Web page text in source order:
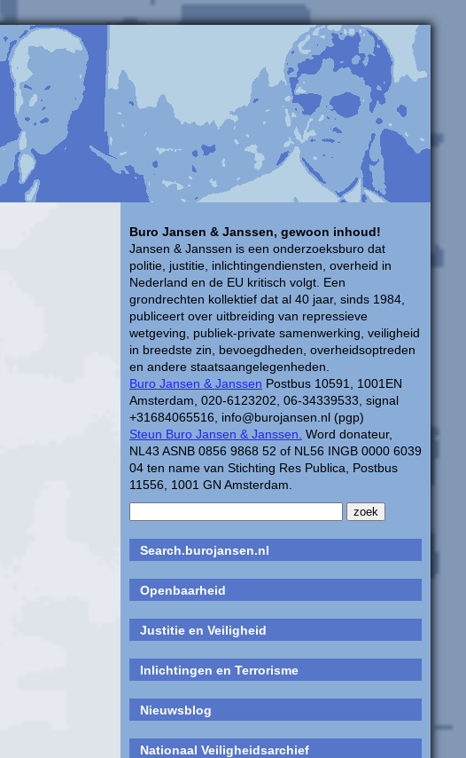
Buro Jansen & Janssen, gewoon inhoud!
Jansen & Janssen is een onderzoeksburo dat
politie, justitie, inlichtingendiensten, overheid in
Nederland en de EU kritisch volgt. Een
grondrechten kollektief dat al 40 jaar, sinds 1984,
publiceert over uitbreiding van repressieve
wetgeving, publiek-private samenwerking, veiligheid
in breedste zin, bevoegdheden, overheidsoptreden
en andere staatsaangelegenheden.
Buro Jansen & Janssen Postbus 10591, 1001EN
Amsterdam, 020-6123202, 06-34339533, signal
+31684065516, info@burojansen.nl (pgp)
Steun Buro Jansen & Janssen. Word donateur,
NL43 ASNB 0856 9868 52 of NL56 INGB 0000 6039
04 ten name van Stichting Res Publica, Postbus
11556, 1001 GN Amsterdam.
Search.burojansen.nl
Openbaarheid
Justitie en Veiligheid
Inlichtingen en Terrorisme
Nieuwsblog
Nationaal Veiligheidsarchief